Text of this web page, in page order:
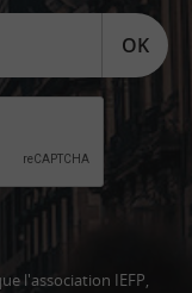
OK
l'association IEFP,